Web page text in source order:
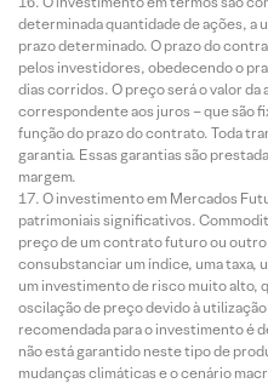
determinada quantidade de ações, a
prazo determinado. O prazo do
pelos investidores, obedecendo o
dias corridos. O preço será o valor da
correspondente aos juros – que são
função do prazo do contrato. Toda
garantia. Essas garantias são
margem.
O investimento em Mercados
patrimoniais significativos.
preço de um contrato futuro ou
consubstanciar um índice, uma taxa,
um investimento de risco muito alto,
oscilação de preço devido à
recomendada para o investimento é
não está garantido neste tipo de
mudanças climáticas e o cenário